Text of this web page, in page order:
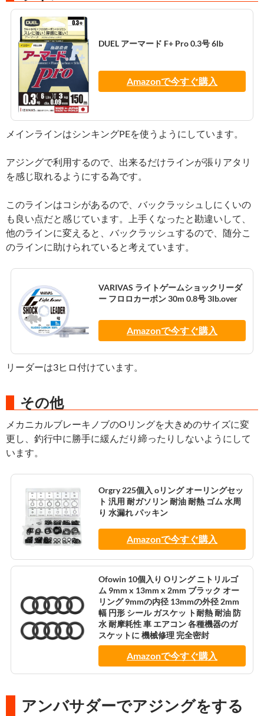
DUEL アーマード F+ Pro 0.3号 6lb
Amazonで今すぐ購入
メインラインはシンキングPEを使うようにしています。
アジングで利用するので、出来るだけラインが張りアタリ
を感じ取れるようにする為です。
このラインはコシがあるので、バックラッシュしにくいの
も良い点だと感じています。上手くなったと勘違いして、
他のラインに変えると、バックラッシュするので、随分こ
のラインに助けられていると考えています。
VARIVAS ライトゲームショックリーダ
ー フロロカーボン 30m 0.8号 3lb.over
Amazonで今すぐ購入
リーダーは3ヒロ付けています。
その他
メカニカルブレーキノブのOリングを大きめのサイズに変
更し、釣行中に勝手に緩んだり締ったりしないようにして
います。
Orgry 225個入 oリング オーリングセッ
ト 汎用 耐ガソリン 耐油 耐熱 ゴム 水周
り 水漏れ パッキン
Amazonで今すぐ購入
Ofowin 10個入り Oリング ニトリルゴ
ム 9mm x 13mm x 2mm ブラック オー
リング 9mmの内径 13mmの外径 2mm
幅 円形 シール ガスケッ ト耐熱 耐油 防
水 耐摩耗性 車 エアコン 各種機器のガ
スケットに 機械修理 完全密封
Amazonで今すぐ購入
アンバサダーでアジングをする